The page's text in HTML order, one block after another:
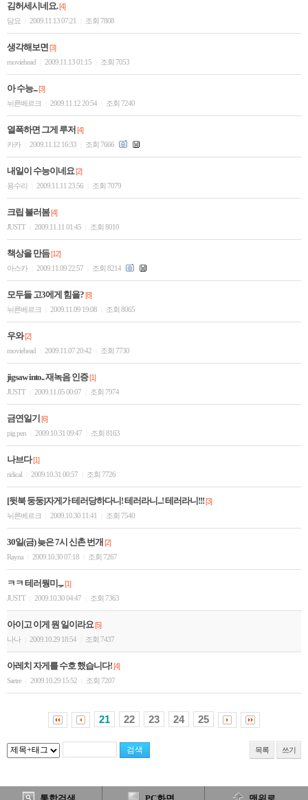
김허세시네요.[4]
담요
2009.11.13 07:21 조회 7808
생각해보면[3]
moviehead
2009.11.13 01:15 조회 7053
아 수능...[3]
뉘른베르크
2009.11.12 20:54 조회 7240
열폭하면 그게 루저 [4]
카카
2009.11.12 16:33 조회 7666
내일이 수능이네요[2]
용수리
2009.11.11 23:56 조회 7079
크립 불러봄[4]
JUSTT
2009.11.11 01:45 조회 8010
책상을 만듬[12]
아스카
2009.11.09 22:57 조회 8214
모두들 고3에게 힘을?[8]
뉘른베르크
2009.11.09 19:08 조회 8065
우와[2]
moviehead
2009.11.07 20:42 조회 7730
jigsaw into.. 재녹음 인증[1]
JUSTT
2009.11.05 00:07 조회 7974
금연일기 [6]
pig pen
2009.10.31 09:47 조회 8163
나브다[1]
ridical
2009.10.31 00:57 조회 7726
[뒷북 둥둥]자게가 테러당하다니! 테러라니...! 테러라니!!![3]
뉘른베르크
2009.10.30 11:41 조회 7540
30일(금) 늦은 7시 신촌 번개 [2]
Rayna
2009.10.30 07:18 조회 7267
ㅋㅋ 테러뭥미.,,.[1]
JUSTT
2009.10.30 04:47 조회 7363
아이고 이게 뭔 일이라요[5]
나나
2009.10.29 18:54 조회 7437
아레치 자게를 수호 했습니다![4]
Sartre
2009.10.29 15:52 조회 7207
21 22 23 24 25
목록 쓰기